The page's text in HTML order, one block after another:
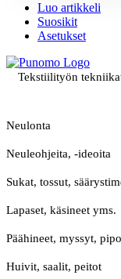
Luo artikkeli
Suosikit
Asetukset
Tekstiilityön
Neulonta
Neuleohjeita, -ideoita
Sukat, tossut,
Lapaset, käsineet yms.
Päähineet, myssyt,
Huivit, saalit, peitot